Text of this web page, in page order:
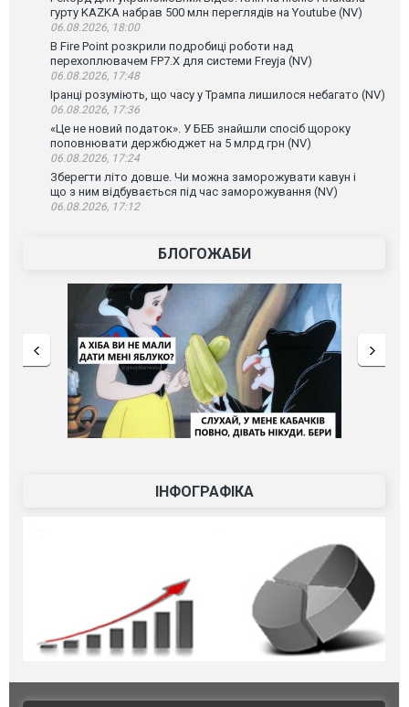
гурту KAZKA набрав 500 млн переглядів на Youtube (NV)
06.08.2026, 18:00
В Fire Point розкрили подробиці роботи над
перехоплювачем FP7.X для системи Freyja (NV)
06.08.2026, 17:48
Іранці розуміють, що часу у Трампа лишилося небагато (NV)
06.08.2026, 17:36
«Це не новий податок». У БЕБ знайшли спосіб щороку
поповнювати держбюджет на 5 млрд грн (NV)
06.08.2026, 17:24
Зберегти літо довше. Чи можна заморожувати кавун і
що з ним відбувається під час заморожування (NV)
06.08.2026, 17:12
БЛОГОЖАБИ
ІНФОГРАФІКА